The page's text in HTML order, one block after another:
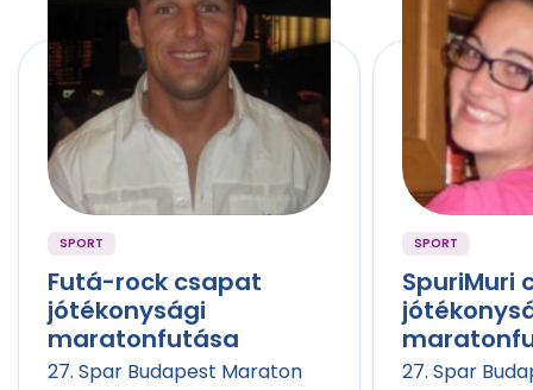
SPORT
Futá-rock csapat
jótékonysági
maratonfutása
27. Spar Budapest Maraton
SPORT
SpuriMuri
27. Spar